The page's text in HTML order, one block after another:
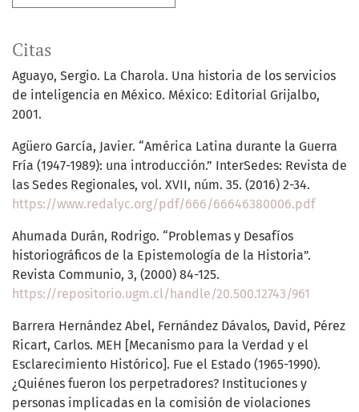
Citas
Aguayo, Sergio. La Charola. Una historia de los servicios
de inteligencia en México. México: Editorial Grijalbo,
2001.
Agüero García, Javier. “América Latina durante la Guerra
Fría (1947-1989): una introducción.” InterSedes: Revista de
las Sedes Regionales, vol. XVII, núm. 35. (2016) 2-34.
https://www.redalyc.org/pdf/666/66646380006.pdf
Ahumada Durán, Rodrigo. “Problemas y Desafíos
historiográficos de la Epistemología de la Historia”.
Revista Communio, 3, (2000) 84-125.
https://repositorio.ugm.cl/handle/20.500.12743/961
Barrera Hernández Abel, Fernández Dávalos, David, Pérez
Ricart, Carlos. MEH [Mecanismo para la Verdad y el
Esclarecimiento Histórico]. Fue el Estado (1965-1990).
¿Quiénes fueron los perpetradores? Instituciones y
personas implicadas en la comisión de violaciones